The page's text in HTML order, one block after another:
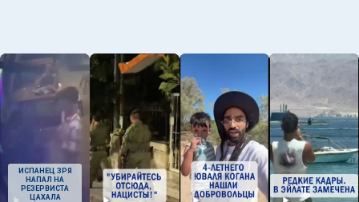
ИСПАНЕЦ ЗРЯ
НАПАЛ НА
РЕЗЕРВИСТА
ЦАХАЛА